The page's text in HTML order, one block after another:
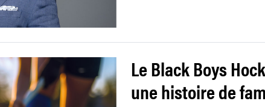
Le Black Boys
une histoire de